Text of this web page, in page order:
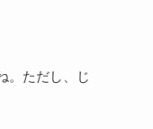
。ただし、じ